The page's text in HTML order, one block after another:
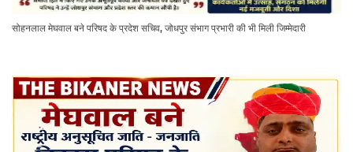
सोहनलाल मेघवाल बने परिषद के प्रदेश सचिव, जोधपुर संभाग प्रभारी की भी मिली जिम्मेदारी